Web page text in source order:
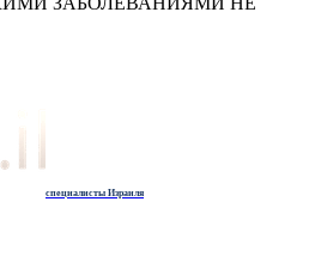
специалисты Израиля